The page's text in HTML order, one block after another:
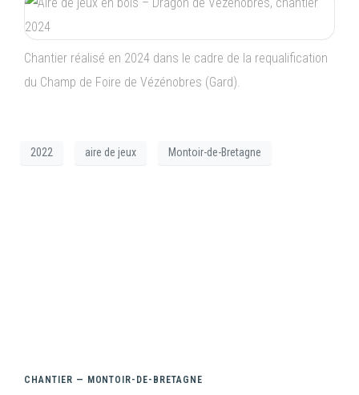
Chantier réalisé en 2024 dans le cadre de la requalification
du Champ de Foire de Vézénobres (Gard).
2022 aire de jeux Montoir-de-Bretagne
CHANTIER — MONTOIR-DE-BRETAGNE